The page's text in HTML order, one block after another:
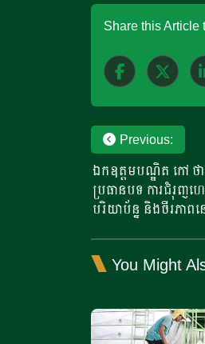
Share this Article
PostPrevious:
ឯកឧត្តមបណ្ឌិត កៅ ថ
ប្រធានបទ ការជំរុញហ
បរិយាប័ន្ន និងចីរភាព
You Might